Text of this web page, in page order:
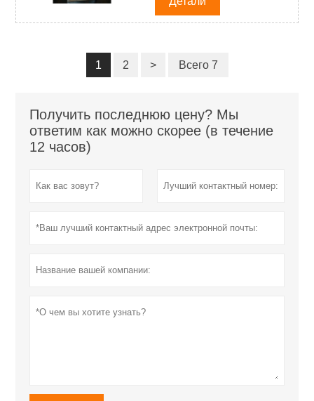
1 2 > Всего 7
Получить последнюю цену? Мы
ответим как можно скорее (в течение
12 часов)